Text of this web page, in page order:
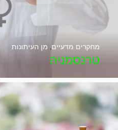
טרנסמניה
מחקרים מדעיים, מן העיתונות